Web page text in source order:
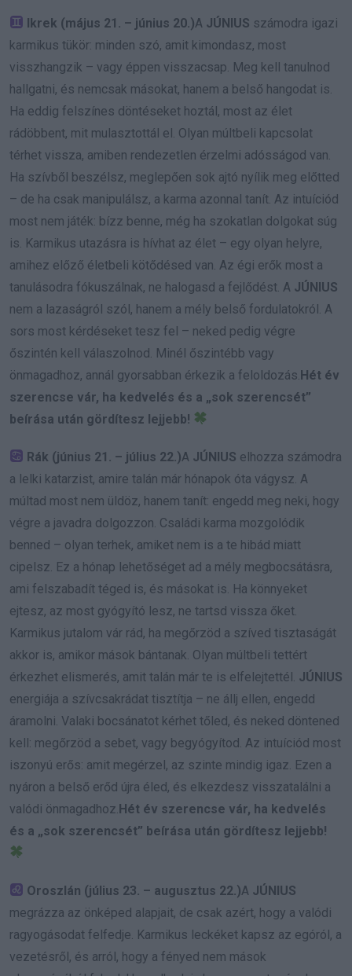
Ikrek (május 21. – június 20.)A JÚNIUS számodra igazi
karmikus tükör: minden szó, amit kimondasz, most
visszhangzik – vagy éppen visszacsap. Meg kell tanulnod
hallgatni, és nemcsak másokat, hanem a belső hangodat is.
Ha eddig felszínes döntéseket hoztál, most az élet
rádöbbent, mit mulasztottál el. Olyan múltbeli kapcsolat
térhet vissza, amiben rendezetlen érzelmi adósságod van.
Ha szívből beszélsz, meglepően sok ajtó nyílik meg előtted
– de ha csak manipulálsz, a karma azonnal tanít. Az intuíciód
most nem játék: bízz benne, még ha szokatlan dolgokat súg
is. Karmikus utazásra is hívhat az élet – egy olyan helyre,
amihez előző életbeli kötődésed van. Az égi erők most a
tanulásodra fókuszálnak, ne halogasd a fejlődést. A JÚNIUS
nem a lazaságról szól, hanem a mély belső fordulatokról. A
sors most kérdéseket tesz fel – neked pedig végre
őszintén kell válaszolnod. Minél őszintébb vagy
önmagadhoz, annál gyorsabban érkezik a feloldozás. Hét év
szerencse vár, ha kedvelés és a „sok szerencsét”
beírása után gördítesz lejjebb!
Rák (június 21. – július 22.)A JÚNIUS elhozza számodra
a lelki katarzist, amire talán már hónapok óta vágysz. A
múltad most nem üldöz, hanem tanít: engedd meg neki, hogy
végre a javadra dolgozzon. Családi karma mozgolódik
benned – olyan terhek, amiket nem is a te hibád miatt
cipelsz. Ez a hónap lehetőséget ad a mély megbocsátásra,
ami felszabadít téged is, és másokat is. Ha könnyeket
ejtesz, az most gyógyító lesz, ne tartsd vissza őket.
Karmikus jutalom vár rád, ha megőrzöd a szíved tisztaságát
akkor is, amikor mások bántanak. Olyan múltbeli tettért
érkezhet elismerés, amit talán már te is elfelejtettél. JÚNIUS
energiája a szívcsakrádat tisztítja – ne állj ellen, engedd
áramolni. Valaki bocsánatot kérhet tőled, és neked döntened
kell: megőrzöd a sebet, vagy begyógyítod. Az intuíciód most
iszonyú erős: amit megérzel, az szinte mindig igaz. Ezen a
nyáron a belső erőd újra éled, és elkezdesz visszatalálni a
valódi önmagadhoz. Hét év szerencse vár, ha kedvelés
és a „sok szerencsét” beírása után gördítesz lejjebb!
Oroszlán (július 23. – augusztus 22.)A JÚNIUS
megrázza az önképed alapjait, de csak azért, hogy a valódi
ragyogásodat felfedje. Karmikus leckéket kapsz az egóról, a
vezetésről, és arról, hogy a fényed nem mások